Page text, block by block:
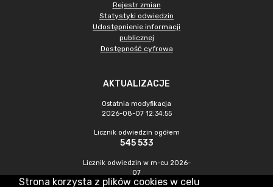
Rejestr zmian
Statystyki odwiedzin
Udostępnienie informacji
publicznej
Dostępność cyfrowa
AKTUALIZACJE
Ostatnia modyfikacja
2026-08-07 12:34:55
Licznik odwiedzin ogółem
545 533
Licznik odwiedzin w m-cu 2026-
07
1 549
Strona korzysta z plików cookies w celu